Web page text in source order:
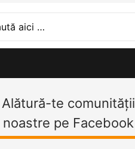
Alătură-te comunității
noastre pe Facebook